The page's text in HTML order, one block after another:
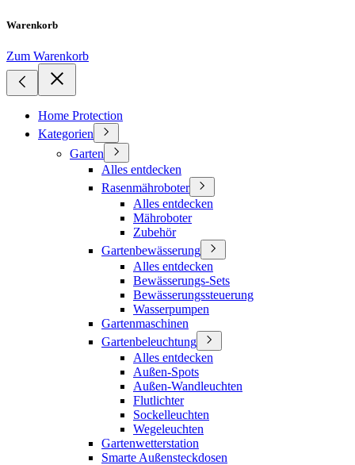
Warenkorb
Zum Warenkorb
Home Protection
Kategorien
Garten
Alles entdecken
Rasenmähroboter
Alles entdecken
Mähroboter
Zubehör
Gartenbewässerung
Alles entdecken
Bewässerungs-Sets
Bewässerungssteuerung
Wasserpumpen
Gartenmaschinen
Gartenbeleuchtung
Alles entdecken
Außen-Spots
Außen-Wandleuchten
Flutlichter
Sockelleuchten
Wegeleuchten
Gartenwetterstation
Smarte Außensteckdosen